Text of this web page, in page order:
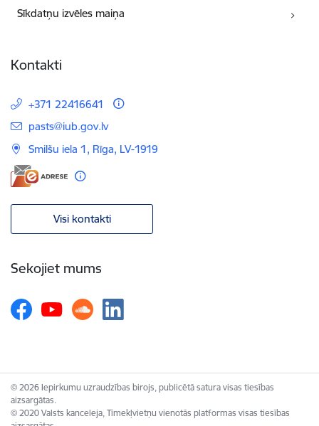
Sīkdatņu izvēles maiņa
Kontakti
+371 22416641
E-pasts:
pasts@iub.gov.lv
Smilšu iela 1, Rīga, LV-1919
Visi kontakti
Sekojiet mums
© 2026 Iepirkumu uzraudzības birojs, publicētā satura visas tiesības
aizsargātas.
© 2020 Valsts kanceleja, Tīmekļvietņu vienotās platformas visas tiesības